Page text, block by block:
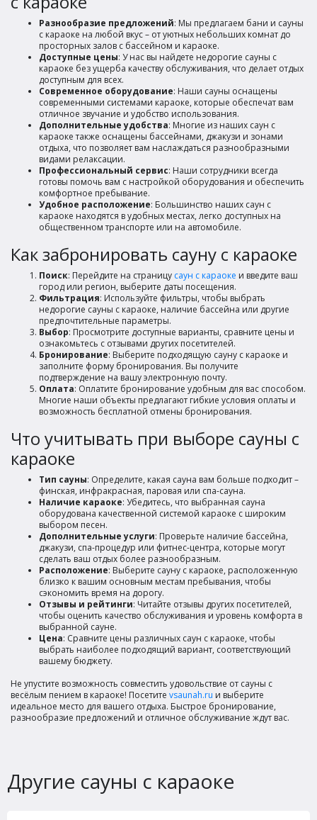
Разнообразие предложений: Мы предлагаем бани и сауны
с караоке на любой вкус – от уютных небольших комнат до
просторных залов с бассейном и караоке.
Доступные цены: У нас вы найдете недорогие сауны с
караоке без ущерба качеству обслуживания, что делает отдых
доступным для всех.
Современное оборудование: Наши сауны оснащены
современными системами караоке, которые обеспечат вам
отличное звучание и удобство использования.
Дополнительные удобства: Многие из наших саун с
караоке также оснащены бассейнами, джакузи и зонами
отдыха, что позволяет вам наслаждаться разнообразными
видами релаксации.
Профессиональный сервис: Наши сотрудники всегда
готовы помочь вам с настройкой оборудования и обеспечить
комфортное пребывание.
Удобное расположение: Большинство наших саун с
караоке находятся в удобных местах, легко доступных на
общественном транспорте или на автомобиле.
Как забронировать сауну с караоке
Поиск: Перейдите на страницу саун с караоке и введите ваш
город или регион, выберите даты посещения.
Фильтрация: Используйте фильтры, чтобы выбрать
недорогие сауны с караоке, наличие бассейна или другие
предпочтительные параметры.
Выбор: Просмотрите доступные варианты, сравните цены и
ознакомьтесь с отзывами других посетителей.
Бронирование: Выберите подходящую сауну с караоке и
заполните форму бронирования. Вы получите
подтверждение на вашу электронную почту.
Оплата: Оплатите бронирование удобным для вас способом.
Многие наши объекты предлагают гибкие условия оплаты и
возможность бесплатной отмены бронирования.
Что учитывать при выборе сауны с
караоке
Тип сауны: Определите, какая сауна вам больше подходит –
финская, инфракрасная, паровая или спа-сауна.
Наличие караоке: Убедитесь, что выбранная сауна
оборудована качественной системой караоке с широким
выбором песен.
Дополнительные услуги: Проверьте наличие бассейна,
джакузи, спа-процедур или фитнес-центра, которые могут
сделать ваш отдых более разнообразным.
Расположение: Выберите сауну с караоке, расположенную
близко к вашим основным местам пребывания, чтобы
сэкономить время на дорогу.
Отзывы и рейтинги: Читайте отзывы других посетителей,
чтобы оценить качество обслуживания и уровень комфорта в
выбранной сауне.
Цена: Сравните цены различных саун с караоке, чтобы
выбрать наиболее подходящий вариант, соответствующий
вашему бюджету.
Не упустите возможность совместить удовольствие от сауны с
весёлым пением в караоке! Посетите vsaunah.ru и выберите
идеальное место для вашего отдыха. Быстрое бронирование,
разнообразие предложений и отличное обслуживание ждут вас.
Другие сауны с караоке